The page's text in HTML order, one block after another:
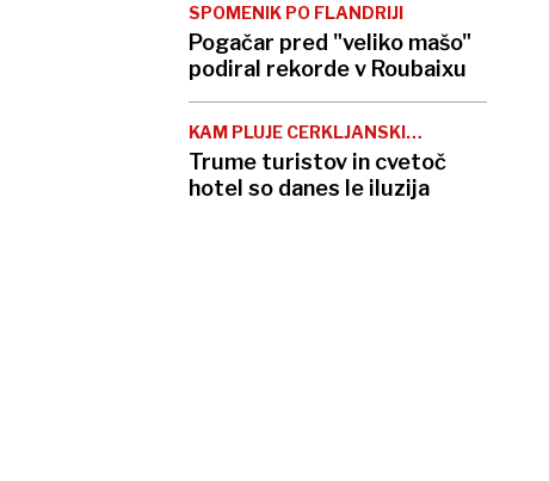
SPOMENIK PO FLANDRIJI
Pogačar pred "veliko mašo"
podiral rekorde v Roubaixu
KAM PLUJE CERKLJANSKI
TURIZEM?
Trume turistov in cvetoč
hotel so danes le iluzija